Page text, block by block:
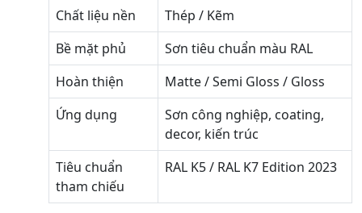
Chất liệu nền
Thép / Kẽm
Bề mặt phủ
Sơn tiêu chuẩn màu RAL
Hoàn thiện
Matte / Semi Gloss / Gloss
Ứng dụng
Sơn công nghiệp, coating,
decor, kiến trúc
Tiêu chuẩn
tham chiếu
RAL K5 / RAL K7 Edition 2023